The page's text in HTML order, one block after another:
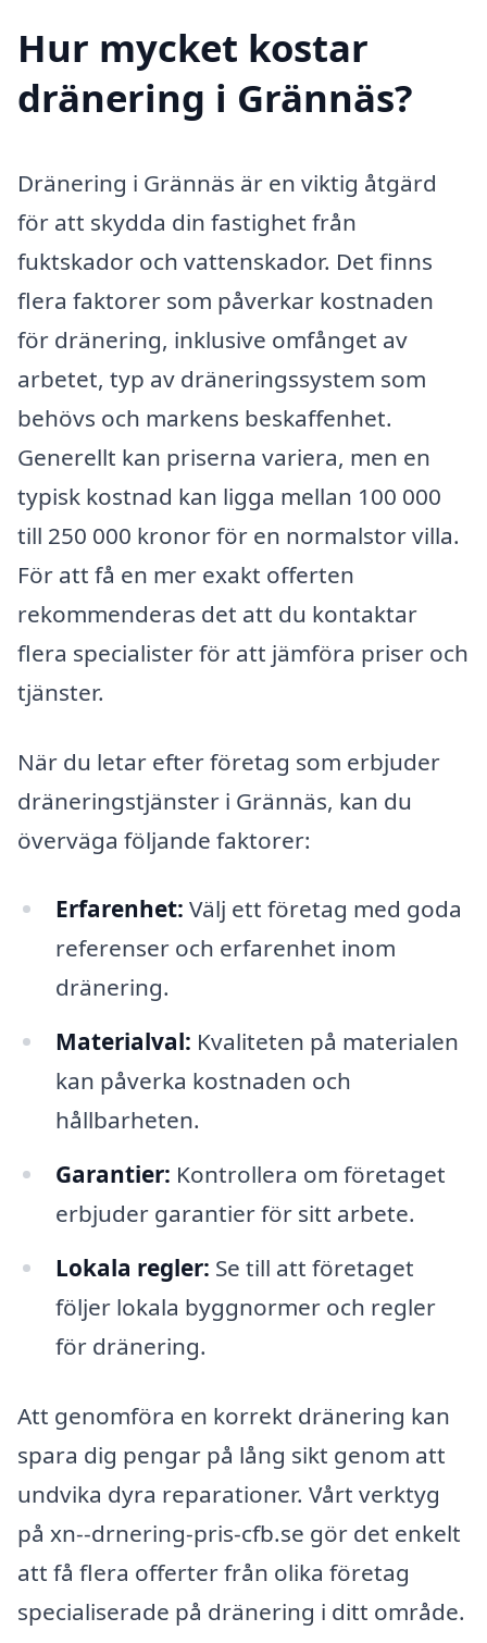
Hur mycket kostar
dränering i Grännäs?
Dränering i Grännäs är en viktig åtgärd
för att skydda din fastighet från
fuktskador och vattenskador. Det finns
flera faktorer som påverkar kostnaden
för dränering, inklusive omfånget av
arbetet, typ av dräneringssystem som
behövs och markens beskaffenhet.
Generellt kan priserna variera, men en
typisk kostnad kan ligga mellan 100 000
till 250 000 kronor för en normalstor villa.
För att få en mer exakt offerten
rekommenderas det att du kontaktar
flera specialister för att jämföra priser och
tjänster.
När du letar efter företag som erbjuder
dräneringstjänster i Grännäs, kan du
överväga följande faktorer:
Erfarenhet: Välj ett företag med goda
referenser och erfarenhet inom
dränering.
Materialval: Kvaliteten på materialen
kan påverka kostnaden och
hållbarheten.
Garantier: Kontrollera om företaget
erbjuder garantier för sitt arbete.
Lokala regler: Se till att företaget
följer lokala byggnormer och regler
för dränering.
Att genomföra en korrekt dränering kan
spara dig pengar på lång sikt genom att
undvika dyra reparationer. Vårt verktyg
på xn--drnering-pris-cfb.se gör det enkelt
att få flera offerter från olika företag
specialiserade på dränering i ditt område.